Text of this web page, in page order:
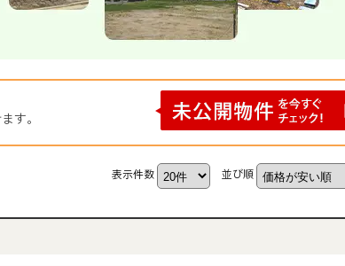
す。
表示件数 並び順